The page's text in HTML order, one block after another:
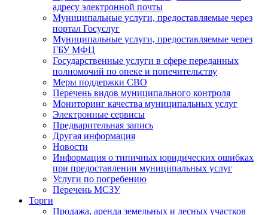
адресу электронной почты
Муниципальные услуги, предоставляемые через
портал Госуслуг
Муниципальные услуги, предоставляемые через
ГБУ МФЦ
Государственные услуги в сфере переданных
полномочий по опеке и попечительству
Меры поддержки СВО
Перечень видов муниципального контроля
Мониторинг качества муниципальных услуг
Электронные сервисы
Предварительная запись
Другая информация
Новости
Информация о типичных юридических ошибках
при предоставлении муниципальных услуг
Услуги по погребению
Перечень МСЗУ
Торги
Продажа, аренда земельных и лесных участков